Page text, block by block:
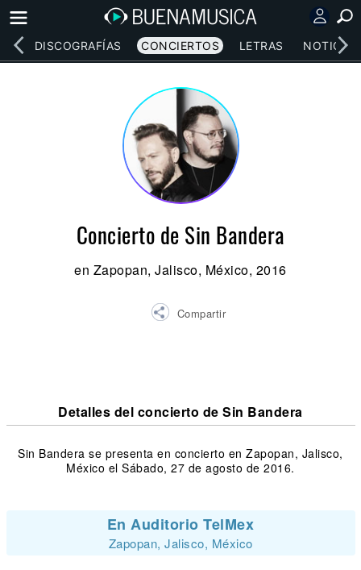
DISCOGRAFÍAS CONCIERTOS LETRAS NOTICIAS
Concierto de Sin Bandera
en Zapopan, Jalisco, México, 2016
Compartir
Detalles del concierto de Sin Bandera
Sin Bandera se presenta en concierto en Zapopan, Jalisco,
México el Sábado, 27 de agosto de 2016.
En Auditorio TelMex
Zapopan, Jalisco, México